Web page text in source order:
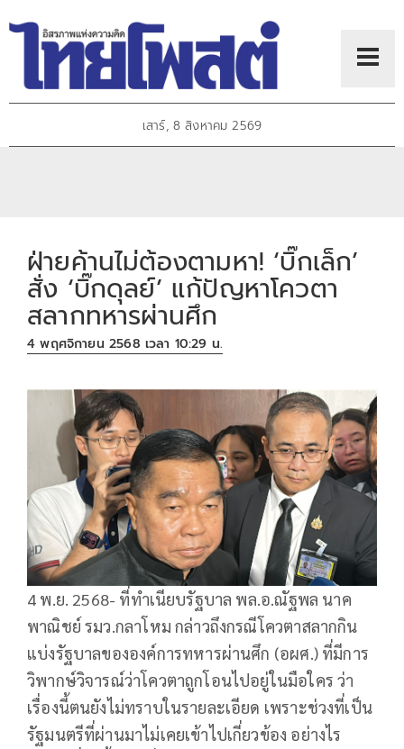
เสาร์, 8 สิงหาคม 2569
ฝ่ายค้านไม่ต้องตามหา! ‘บิ๊กเล็ก’
สั่ง ‘บิ๊กดุลย์’ แก้ปัญหาโควตา
สลากทหารผ่านศึก
4 พฤศจิกายน 2568 เวลา 10:29 น.
4 พ.ย. 2568- ที่ทำเนียบรัฐบาล พล.อ.ณัฐพล นาค
พาณิชย์ รมว.กลาโหม กล่าวถึงกรณีโควตาสลากกิน
แบ่งรัฐบาลขององค์การทหารผ่านศึก (อผศ.) ที่มีการ
วิพากษ์วิจารณ์ว่าโควตาถูกโอนไปอยู่ในมือใคร ว่า
เรื่องนี้ตนยังไม่ทราบในรายละเอียด เพราะช่วงที่เป็น
รัฐมนตรีที่ผ่านมาไม่เคยเข้าไปเกี่ยวข้อง อย่างไร